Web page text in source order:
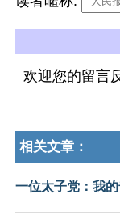
欢迎您的留言
相关文章：
一位太子党：我